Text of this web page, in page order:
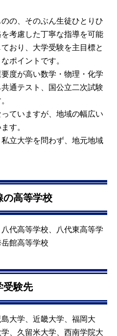
の、そのぶん生徒ひとりひ
考慮した丁寧な指導を可能
おり、大学受験を主目標と
ポイントです。
度が高い数学・物理・化学
通テスト、国公立二次試験
ていますが、地域の幅広い
す。
立大学を問わず、地元地域
の高等学校
代高等学校、八代東高等学
館高等学校
受験先
大学、近畿大学、福岡大
、久留米大学、西南学院大